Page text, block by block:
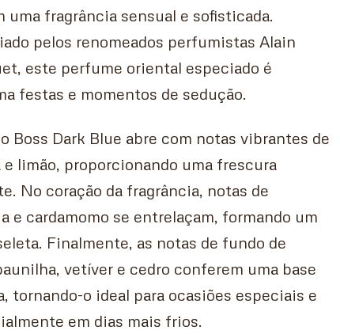
uma fragrância sensual e sofisticada.
pelos renomeados perfumistas Alain
este perfume oriental especiado é
festas e momentos de sedução.
Boss Dark Blue abre com notas vibrantes de
e limão, proporcionando uma frescura
No coração da fragrância, notas de
e cardamomo se entrelaçam, formando um
Finalmente, as notas de fundo de
vetíver e cedro conferem uma base
tornando-o ideal para ocasiões especiais e
em dias mais frios.